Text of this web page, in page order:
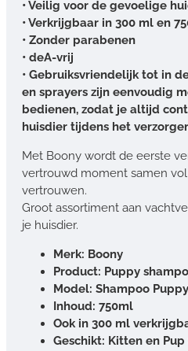
• Veilig voor de gevoelige
• Verkrijgbaar in 300 ml en
• Zonder parabenen
• deA-vrij
• Gebruiksvriendelijk tot in
en sprayers zijn eenvoudig
bedienen, zodat je altijd
huisdier tijdens het
Met Boony wordt de eerste
vertrouwd moment samen
vertrouwen.
Groot assortiment aan
je huisdier.
Merk: Boony
Product: Puppy
Model: Shampoo
Inhoud: 750ml
Ook in 300 ml
Geschikt: Kitten en